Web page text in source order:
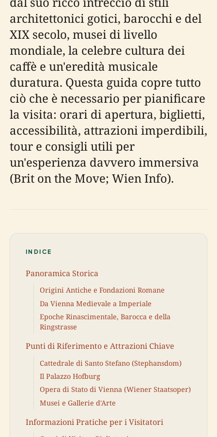
architettonici gotici, barocchi e del
XIX secolo, musei di livello
mondiale, la celebre cultura dei
caffè e un'eredità musicale
duratura. Questa guida copre tutto
ciò che è necessario per pianificare
la visita: orari di apertura, biglietti,
accessibilità, attrazioni imperdibili,
tour e consigli utili per
un'esperienza davvero immersiva
(Brit on the Move; Wien Info).
INDICE
Panoramica Storica
Origini Antiche e Fondazioni Romane
Da Vienna Medievale a Imperiale
Epoche Rinascimentale, Barocca e della
Ringstrasse
Punti di Riferimento e Attrazioni Chiave
Cattedrale di Santo Stefano (Stephansdom)
Il Palazzo Hofburg
Opera di Stato di Vienna (Wiener Staatsoper)
Musei e Gallerie d'Arte
Informazioni Pratiche per i Visitatori